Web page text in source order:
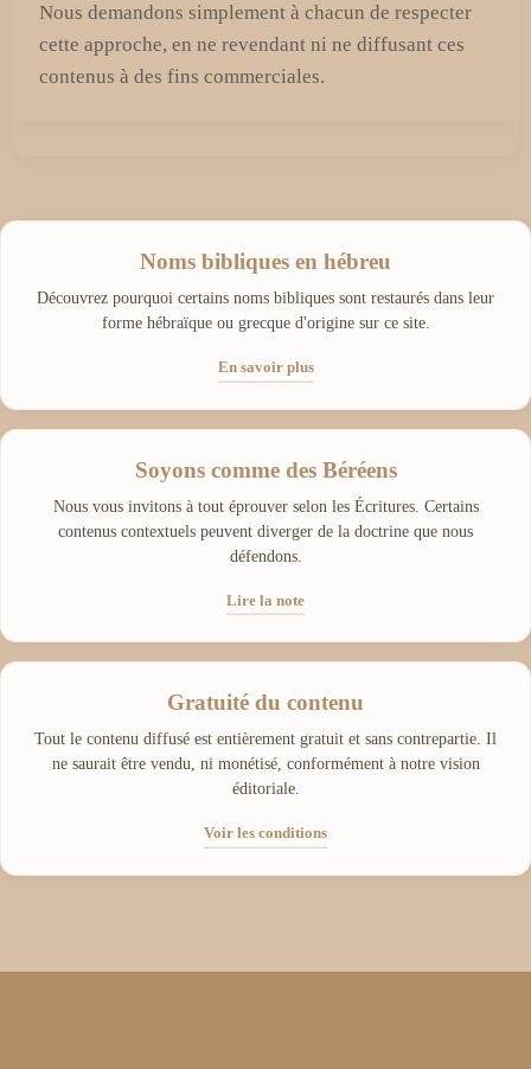
Nous demandons simplement à chacun de respecter
cette approche, en ne revendant ni ne diffusant ces
contenus à des fins commerciales.
Noms bibliques en hébreu
Découvrez pourquoi certains noms bibliques sont restaurés dans leur
forme hébraïque ou grecque d'origine sur ce site.
En savoir plus
Soyons comme des Béréens
Nous vous invitons à tout éprouver selon les Écritures. Certains
contenus contextuels peuvent diverger de la doctrine que nous
défendons.
Lire la note
Gratuité du contenu
Tout le contenu diffusé est entièrement gratuit et sans contrepartie. Il
ne saurait être vendu, ni monétisé, conformément à notre vision
éditoriale.
Voir les conditions